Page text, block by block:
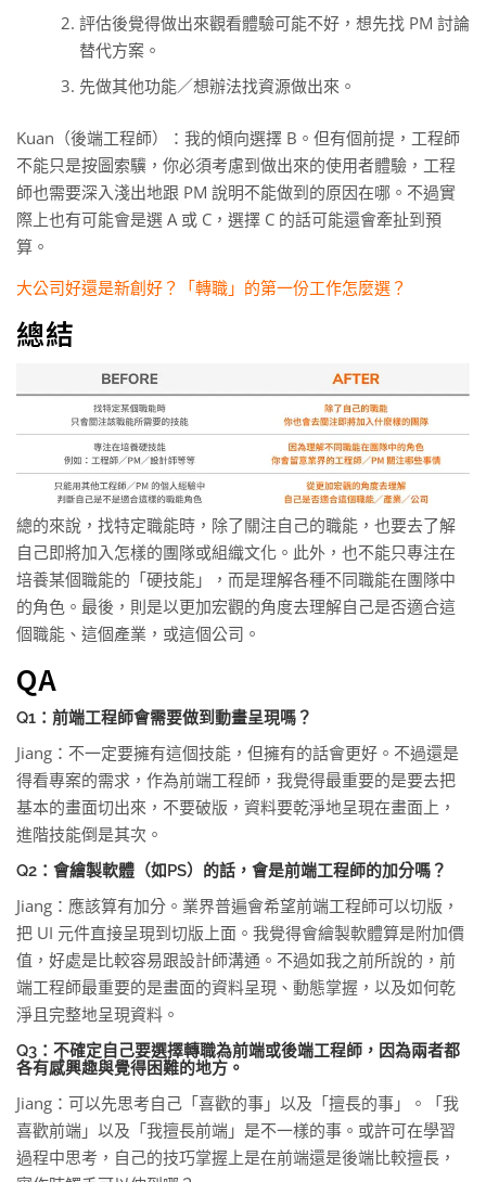
評估後覺得做出來觀看體驗可能不好，想先找 PM 討論
替代方案。
先做其他功能／想辦法找資源做出來。
Kuan（後端工程師）：我的傾向選擇 B。但有個前提，工程師
不能只是按圖索驥，你必須考慮到做出來的使用者體驗，工程
師也需要深入淺出地跟 PM 說明不能做到的原因在哪。不過實
際上也有可能會是選 A 或 C，選擇 C 的話可能還會牽扯到預
算。
大公司好還是新創好？「轉職」的第一份工作怎麼選？
總結
總的來說，找特定職能時，除了關注自己的職能，也要去了解
自己即將加入怎樣的團隊或組織文化。此外，也不能只專注在
培養某個職能的「硬技能」，而是理解各種不同職能在團隊中
的角色。最後，則是以更加宏觀的角度去理解自己是否適合這
個職能、這個產業，或這個公司。
QA
Q1：前端工程師會需要做到動畫呈現嗎？
Jiang：不一定要擁有這個技能，但擁有的話會更好。不過還是
得看專案的需求，作為前端工程師，我覺得最重要的是要去把
基本的畫面切出來，不要破版，資料要乾淨地呈現在畫面上，
進階技能倒是其次。
Q2：會繪製軟體（如PS）的話，會是前端工程師的加分嗎？
Jiang：應該算有加分。業界普遍會希望前端工程師可以切版，
把 UI 元件直接呈現到切版上面。我覺得會繪製軟體算是附加價
值，好處是比較容易跟設計師溝通。不過如我之前所說的，前
端工程師最重要的是畫面的資料呈現、動態掌握，以及如何乾
淨且完整地呈現資料。
Q3：不確定自己要選擇轉職為前端或後端工程師，因為兩者都
各有感興趣與覺得困難的地方。
Jiang：可以先思考自己「喜歡的事」以及「擅長的事」。「我
喜歡前端」以及「我擅長前端」是不一樣的事。或許可在學習
過程中思考，自己的技巧掌握上是在前端還是後端比較擅長，